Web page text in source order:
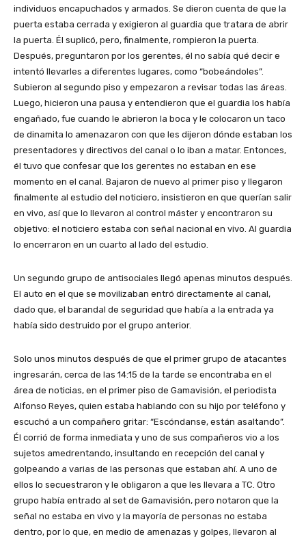
individuos encapuchados y armados. Se dieron cuenta de que la
puerta estaba cerrada y exigieron al guardia que tratara de abrir
la puerta. Él suplicó, pero, finalmente, rompieron la puerta.
Después, preguntaron por los gerentes, él no sabía qué decir e
intentó llevarles a diferentes lugares, como “bobeándoles”.
Subieron al segundo piso y empezaron a revisar todas las áreas.
Luego, hicieron una pausa y entendieron que el guardia los había
engañado, fue cuando le abrieron la boca y le colocaron un taco
de dinamita lo amenazaron con que les dijeron dónde estaban los
presentadores y directivos del canal o lo iban a matar. Entonces,
él tuvo que confesar que los gerentes no estaban en ese
momento en el canal. Bajaron de nuevo al primer piso y llegaron
finalmente al estudio del noticiero, insistieron en que querían salir
en vivo, así que lo llevaron al control máster y encontraron su
objetivo: el noticiero estaba con señal nacional en vivo. Al guardia
lo encerraron en un cuarto al lado del estudio.
Un segundo grupo de antisociales llegó apenas minutos después.
El auto en el que se movilizaban entró directamente al canal,
dado que, el barandal de seguridad que había a la entrada ya
había sido destruido por el grupo anterior.
Solo unos minutos después de que el primer grupo de atacantes
ingresarán, cerca de las 14:15 de la tarde se encontraba en el
área de noticias, en el primer piso de Gamavisión, el periodista
Alfonso Reyes, quien estaba hablando con su hijo por teléfono y
escuchó a un compañero gritar: “Escóndanse, están asaltando”.
Él corrió de forma inmediata y uno de sus compañeros vio a los
sujetos amedrentando, insultando en recepción del canal y
golpeando a varias de las personas que estaban ahí. A uno de
ellos lo secuestraron y le obligaron a que les llevara a TC. Otro
grupo había entrado al set de Gamavisión, pero notaron que la
señal no estaba en vivo y la mayoría de personas no estaba
dentro, por lo que, en medio de amenazas y golpes, llevaron al